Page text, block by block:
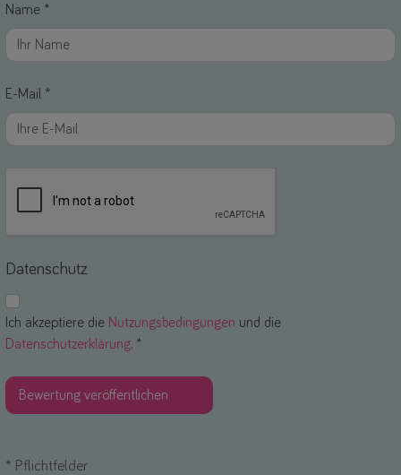
Name *
E-Mail *
Datenschutz
Ich akzeptiere die Nutzungsbedingungen und die
Datenschutzerklärung. *
* Pflichtfelder